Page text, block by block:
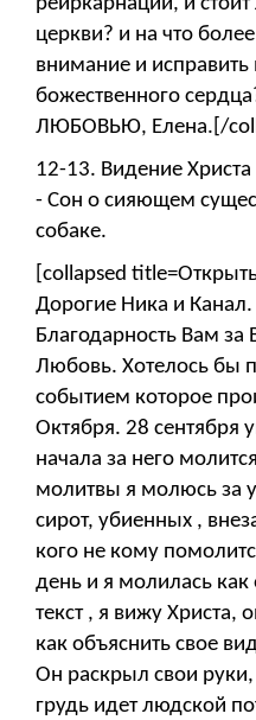
церкви? и на что
внимание и исправить
божественного
ЛЮБОВЬЮ, Елена.[/
12-13. Видение
- Сон о сияющем
собаке.
[collapsed
Дорогие Ника и
Благодарность Вам
Любовь. Хотелось бы
событием которое
Октября. 28 сентября
начала за него
молитвы я молюсь за
сирот, убиенных ,
кого не кому
день и я молилась как
текст , я вижу
как объяснить свое
Он раскрыл свои
грудь идет людской